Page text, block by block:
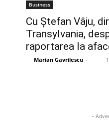
Business
Cu Ștefan Vâju,
Transylvania,
raportarea la
Marian Gavrilescu -
-